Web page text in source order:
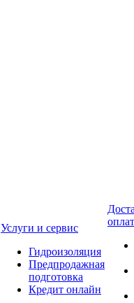
Услуги и сервис
Гидроизоляция
Предпродажная
подготовка
Кредит онлайн